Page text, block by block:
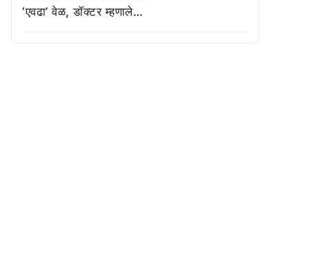
‘एवढा’ वेळ, डॉक्टर म्हणाले…